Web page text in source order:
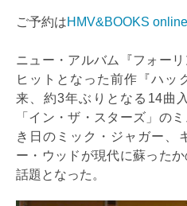
ご予約はHMV&BOOKS online
ニュー・アルバム『フォー
ヒットとなった前作『ハッ
来、約3年ぶりとなる14曲
「イン・ザ・スターズ」の
き日のミック・ジャガー、
ー・ウッドが現代に蘇った
話題となった。